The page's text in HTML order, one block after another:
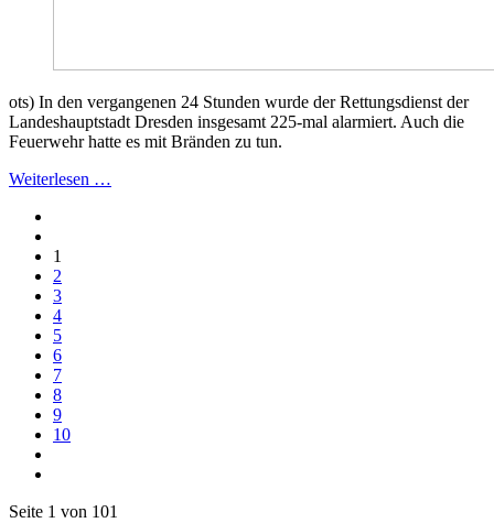
ots) In den vergangenen 24 Stunden wurde der Rettungsdienst der
Landeshauptstadt Dresden insgesamt 225-mal alarmiert. Auch die
Feuerwehr hatte es mit Bränden zu tun.
Weiterlesen …
1
2
3
4
5
6
7
8
9
10
Seite 1 von 101